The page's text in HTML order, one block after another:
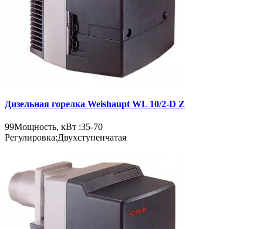
Дизельная горелка Weishaupt WL 10/2-D Z
99Мощность, кВт :35-70
Регулировка:Двухступенчатая